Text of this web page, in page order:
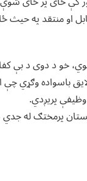
او منتقد په
خو د دوی د بې
باسواده وګړي
پریږدي.
پرمختګ له